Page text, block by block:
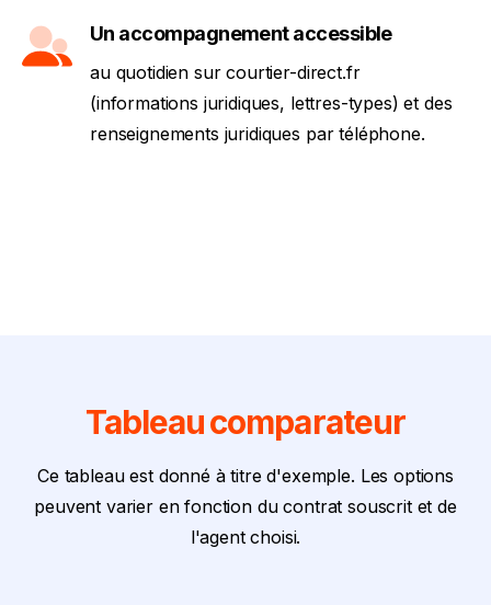
Un accompagnement accessible
au quotidien sur courtier-direct.fr
(informations juridiques, lettres-types) et des
renseignements juridiques par téléphone.
Tableaucomparateur
Ce tableau est donné à titre d'exemple. Les options
peuvent varier en fonction du contrat souscrit et de
l'agent choisi.